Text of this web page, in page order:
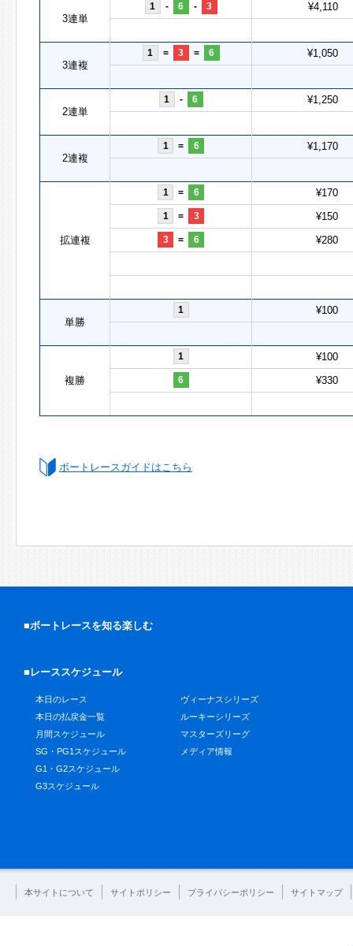
3連単
1 - 6 - 3 ¥4,110
3連複
1 = 3 = 6 ¥1,050
2連単
1 - 6 ¥1,250
2連複
1 = 6 ¥1,170
拡連複
1 = 6 ¥170
1 = 3 ¥150
3 = 6 ¥280
単勝
1 ¥100
複勝
1 ¥100
6 ¥330
ボートレースガイドはこちら
■ボートレースを知る楽しむ
■レーススケジュール
本日のレース
本日の払戻金一覧
月間スケジュール
SG・PG1スケジュール
G1・G2スケジュール
G3スケジュール
ヴィーナスシリーズ
ルーキーシリーズ
マスターズリーグ
メディア情報
本サイトについて サイトポリシー プライバシーポリシー サイトマップ